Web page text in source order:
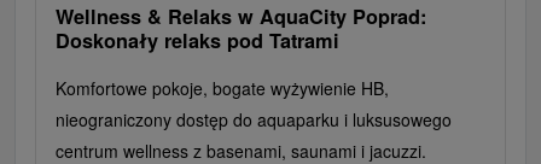
Wellness & Relaks w AquaCity Poprad:
Doskonały relaks pod Tatrami
Komfortowe pokoje, bogate wyżywienie HB,
nieograniczony dostęp do aquaparku i luksusowego
centrum wellness z basenami, saunami i jacuzzi.